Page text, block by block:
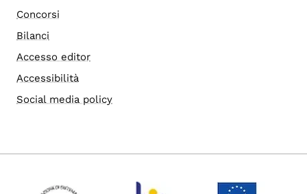
Concorsi
Bilanci
Accesso editor
Accessibilità
Social media policy